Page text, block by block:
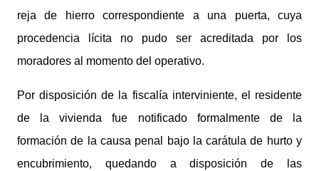
reja de hierro correspondiente a una puerta, cuya
procedencia lícita no pudo ser acreditada por los
moradores al momento del operativo.
Por disposición de la fiscalía interviniente, el residente
de la vivienda fue notificado formalmente de la
formación de la causa penal bajo la carátula de hurto y
encubrimiento, quedando a disposición de las